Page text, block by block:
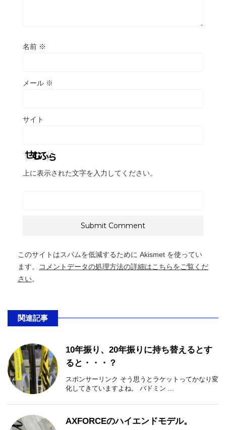
名前 ※
メール ※
サイト
上に表示された文字を入力してください。
このサイトはスパムを低減するために Akismet を使ってい
ます。
コメントデータの処理方法の詳細はこちらをご覧くだ
さい。
関連記事
10年振り、20年振りに持ち替えるとす
ると・・・？
スポンサーリンク そう思うとラケットってかなり変
化してきていますよね。 バドミン ...
AXFORCEのハイエンドモデル。